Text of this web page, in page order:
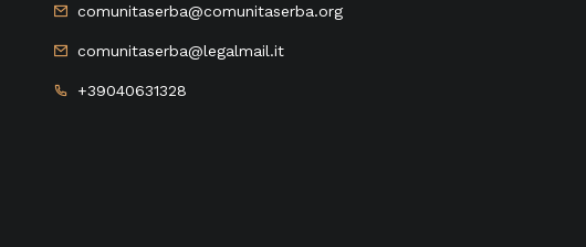
comunitaserba@comunitaserba.org
comunitaserba@legalmail.it
+39040631328